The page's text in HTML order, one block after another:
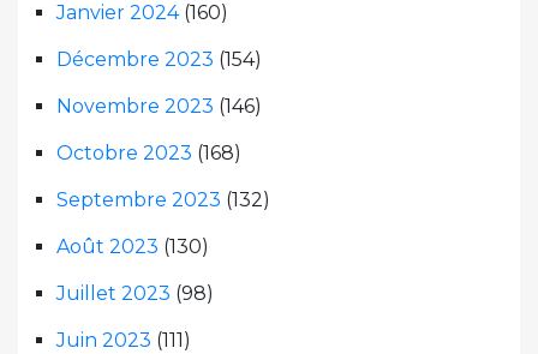
Janvier 2024(160)
Décembre 2023 (154)
Novembre 2023 (146)
Octobre 2023 (168)
Septembre 2023 (132)
Août 2023 (130)
Juillet 2023 (98)
Juin 2023 (111)